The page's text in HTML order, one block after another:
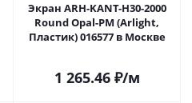
Экран ARH-KANT-H30-2000
Round Opal-PM (Arlight,
Пластик) 016577 в Москве
1 265.46₽/м